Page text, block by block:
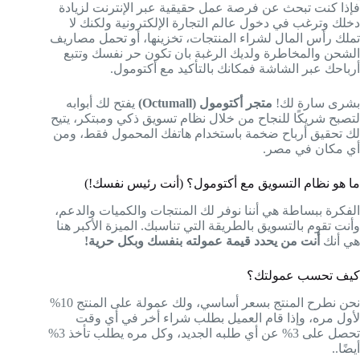
فإذا كنت تبحث عن فرصة عمل حقيقية عبر الإنترنت لزيادة
دخلك وترغب في دخول عالم التجارة الإلكترونية ولكنك لا
تملك رأس المال لشراء المنتجات، تخزينها، أو تحمل مصاريف
الشحن والمخاطرة ولديك الرغبة بان تكون حر نفسك وتتبع
أرباحك عبر الشاشة فمكانك بالتأكيد مع أكتومول.
بشرى سارة لك! متجر أكتومول (Octumall)
يفتح لك أبوابه
لتصبح شريكًا للنجاح من خلال نظام تسويق ذكي ومبتكر، يتيح
لك تحقيق أرباح ضخمة باستخدام هاتفك المحمول فقط، ومن
أي مكان في مصر.
ما هو نظام التسويق مع أكتومول؟ (أنت رئيس نفسك!)
الفكرة ببساطة هي أننا نوفر لك المنتجات والكميات والدعم،
وأنت تقوم بالتسويق بالطريقة التي تناسبك. الميزة الأكبر هنا
هي أنك أنت من يحدد قيمة عمولته بنفسك وبكل حرية!
كيف تحسب عمولتك؟
نحن نطرح المنتج بسعر أساسي، ولك عمولة على المنتج 10%
لأول مره، وإذا قام العميل بطلب شراء أخر في أي وقت
تحصل على 3% عن أي طلبه الجديد، وكل مره يطلب تأخذ 3%
أيضًا..